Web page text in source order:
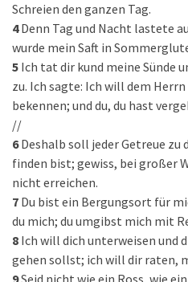
Schreien den ganzen Tag.
4 Denn Tag und Nacht lastete
wurde mein Saft in
5 Ich tat dir kund meine Sünde
zu. Ich sagte: Ich will dem
bekennen; und du, du hast
//
6 Deshalb soll jeder Getreue zu
finden bist; gewiss, bei großer
nicht erreichen.
7 Du bist ein Bergungsort für
du mich; du umgibst mich mit
8 Ich will dich unterweisen und
gehen sollst; ich will dir raten,
9Seid nicht wie ein Ross, wie